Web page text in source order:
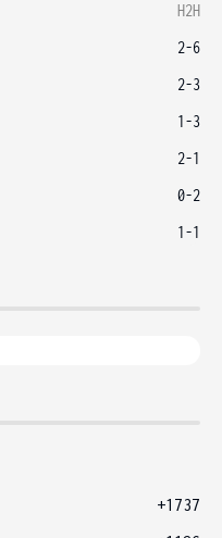
H2H
2-6
2-3
1-3
2-1
0-2
1-1
+1737